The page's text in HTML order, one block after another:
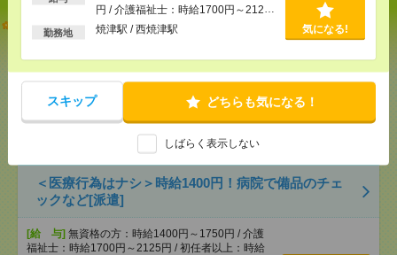
円 / 介護福祉士：時給1700円～2125
円 / 初任者以上：時給1500円～1875
勤務地 焼津駅 / 西焼津駅 気になる!
スキップ どちらも気になる！
しばらく表示しない
【オープニング募集】おばあちゃんのお散歩付き添
いも仕事の1つ[派遣]
[給 与]無資格未経験：時給1450円～ ■週払い
OK ■扶養内OK ■日収1万1600円以上
[交通費]交通費全額支給
[勤務地]名古屋大学駅/千種駅/東山公園(愛知県)駅
＜医療行為はナシ＞時給1400円！病院で備品のチェ
ックなど[派遣]
[給 与] 無資格の方：時給1400円～1750円 / 介護
福祉士：時給1700円～2125円 / 初任者以上：時給